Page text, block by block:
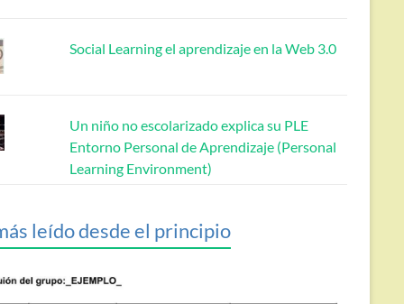
Social Learning el aprendizaje en la Web 3.0
Un niño no escolarizado explica su PLE
Entorno Personal de Aprendizaje (Personal
Learning Environment)
leído desde el principio